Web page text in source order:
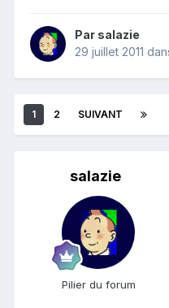
Par salazie
29 juillet 2011
1 2 SUIVANT
salazie
Pilier du forum